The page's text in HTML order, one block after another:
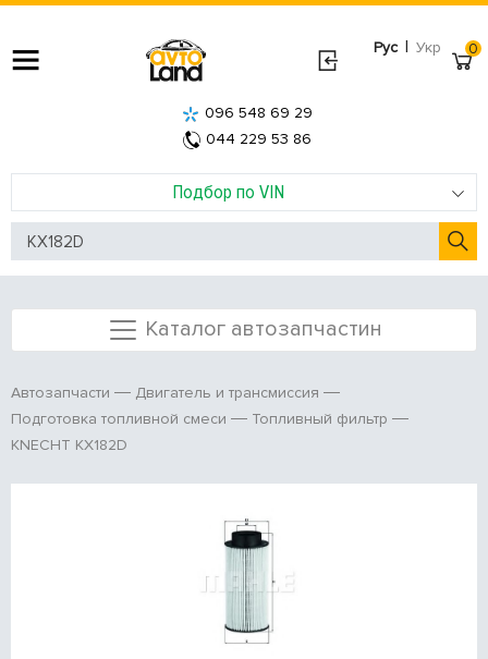
Рус | Укр
Подбор по VIN
096 548 69 29
044 229 53 86
0
Каталог автозапчастин
Автозапчасти
Двигатель и трансмиссия
Подготовка топливной смеси
Топливный фильтр
KNECHT KX182D